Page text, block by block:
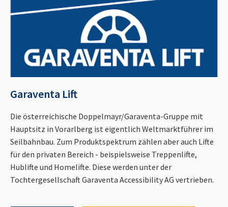
Garaventa Lift
Die österreichische Doppelmayr/Garaventa-Gruppe mit
Hauptsitz in Vorarlberg ist eigentlich Weltmarktführer im
Seilbahnbau. Zum Produktspektrum zählen aber auch Lifte
für den privaten Bereich - beispielsweise Treppenlifte,
Hublifte und Homelifte. Diese werden unter der
Tochtergesellschaft Garaventa Accessibility AG vertrieben.